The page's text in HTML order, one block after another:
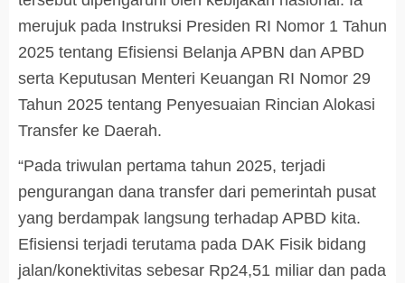
merujuk pada Instruksi Presiden RI Nomor 1 Tahun
2025 tentang Efisiensi Belanja APBN dan APBD
serta Keputusan Menteri Keuangan RI Nomor 29
Tahun 2025 tentang Penyesuaian Rincian Alokasi
Transfer ke Daerah.
“Pada triwulan pertama tahun 2025, terjadi
pengurangan dana transfer dari pemerintah pusat
yang berdampak langsung terhadap APBD kita.
Efisiensi terjadi terutama pada DAK Fisik bidang
jalan/konektivitas sebesar Rp24,51 miliar dan pada